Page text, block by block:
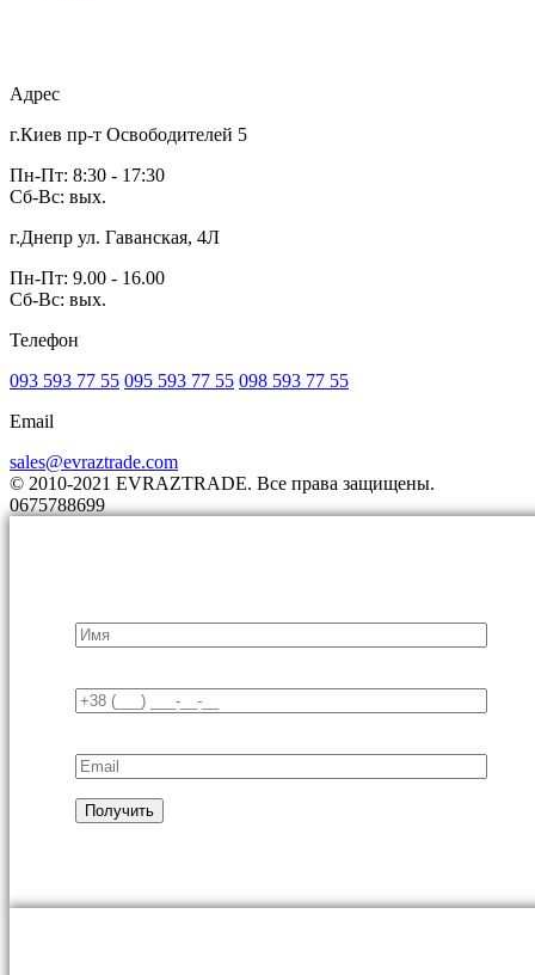
Адрес
г.Киев пр-т Освободителей 5
Пн-Пт: 8:30 - 17:30
Сб-Вс: вых.
г.Днепр ул. Гаванская, 4Л
Пн-Пт: 9.00 - 16.00
Сб-Вс: вых.
Телефон
093 593 77 55 095 593 77 55 098 593 77 55
Email
sales@evraztrade.com
© 2010-2021 EVRAZTRADE. Все права защищены.
0675788699